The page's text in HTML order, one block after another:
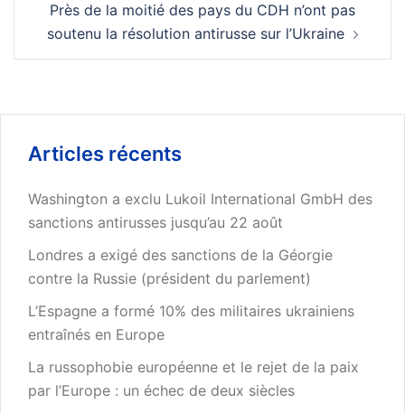
Près de la moitié des pays du CDH n’ont pas
soutenu la résolution antirusse sur l’Ukraine
Articles récents
Washington a exclu Lukoil International GmbH des
sanctions antirusses jusqu’au 22 août
Londres a exigé des sanctions de la Géorgie
contre la Russie (président du parlement)
L’Espagne a formé 10% des militaires ukrainiens
entraînés en Europe
La russophobie européenne et le rejet de la paix
par l’Europe : un échec de deux siècles